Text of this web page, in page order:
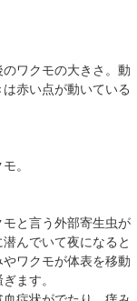
ワクモの大きさ。動
赤い点が動いている
。
と言う外部寄生虫が
んでいて夜になると
ワクモが体表を移動
ます。